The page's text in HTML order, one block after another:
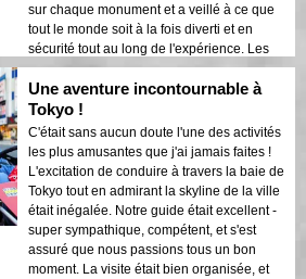
sur chaque monument et a veillé à ce que
tout le monde soit à la fois diverti et en
sécurité tout au long de l'expérience. Les
lumières de la ville se reflétant sur la baie
créaient une atmosphère onirique qui a
laissé une impression durable. Cette visite
est idéale pour les visiteurs de première
fois qui souhaitent un mélange d'aventure
et de tourisme. Le contraste entre les
structures modernes de Tokyo et les zones
historiques était magnifiquement mis en
valeur par les lumières nocturnes. Je
recommanderais vivement cette visite à
quiconque !
Une aventure incontournable à
Tokyo !
C'était sans aucun doute l'une des activités
les plus amusantes que j'ai jamais faites !
L'excitation de conduire à travers la baie de
Tokyo tout en admirant la skyline de la ville
était inégalée. Notre guide était excellent -
super sympathique, compétent, et s'est
assuré que nous passions tous un bon
moment. La visite était bien organisée, et